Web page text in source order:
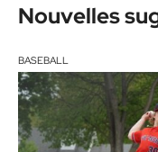
Nouvelles
BASEBALL